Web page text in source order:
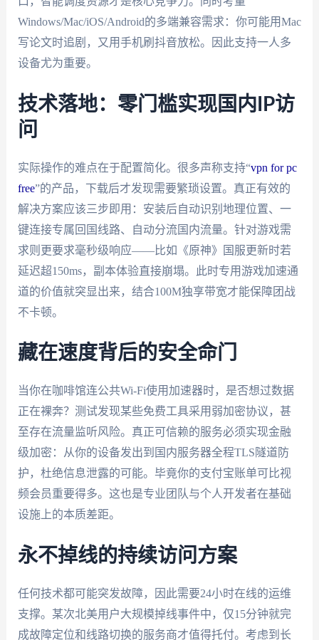
Windows/Mac/iOS/Android的多端兼容需求：你可能用Mac
写论文时追剧，又用手机刷抖音放松。因此支持一人多
设备尤为重要。
技术落地：零门槛实现国内IP访
问
实际操作的难点在于配置简化。很多声称支持“vpn for pc
free”的产品，下载后才发现需要繁琐设置。真正有效的
解决方案应该三步即用：安装后自动识别地理位置、一
键连接专属回国线路、自动分流国内流量。针对游戏需
求则更要求毫秒级响应——比如《原神》国服更新时若
延迟超150ms，副本体验直接崩塌。此时专用游戏加速通
道的价值就突显出来，结合100M独享带宽才能保障团战
不卡顿。
藏在速度背后的安全命门
当你在咖啡馆连公共Wi-Fi使用加速器时，是否想过数据
正在裸奔？测试发现某些免费工具采用弱加密协议，甚
至存在流量监听风险。真正可信赖的服务必须实现金融
级加密：从你的设备发出到国内服务器全程TLS隧道防
护，杜绝信息泄露的可能。毕竟你的支付宝账单可比视
频会员重要得多。这也是专业团队与个人开发者在基础
设施上的本质差距。
永不掉线的持续访问方案
任何技术都可能突发故障，因此需要24小时在线的运维
支撑。某次北美用户大规模掉线事件中，仅15分钟就完
成故障定位和线路切换的服务商才值得托付。考虑到长